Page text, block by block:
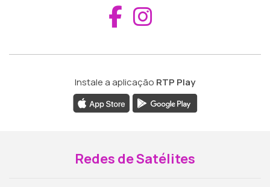
Aceder ao
Instale a aplicação RTP Play
Redes de Satélites